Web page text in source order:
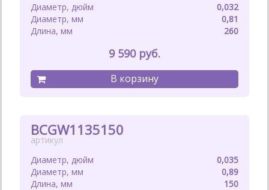
0,032
0,81
260
9 590
0,035
0,89
150
BCGW1135150